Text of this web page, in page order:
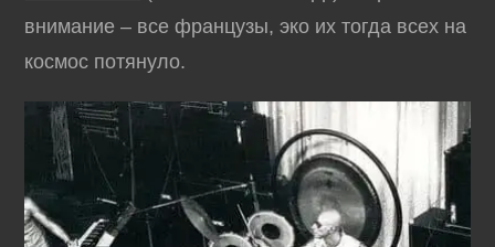
внимание – все французы, эко их тогда всех на
космос потянуло.